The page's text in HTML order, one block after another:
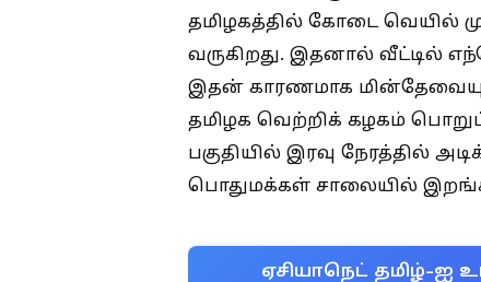
தமிழகத்தில் கோடை வெயில்
வருகிறது. இதனால் வீட்டில்
இதன் காரணமாக
தமிழக வெற்றிக் கழகம்
பகுதியில் இரவு நேரத்தில்
பொதுமக்கள் சாலையில்
ஏசியாநெட் தமிழ்-